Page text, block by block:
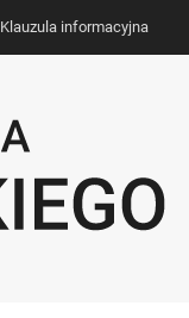
Klauzula informacyjna